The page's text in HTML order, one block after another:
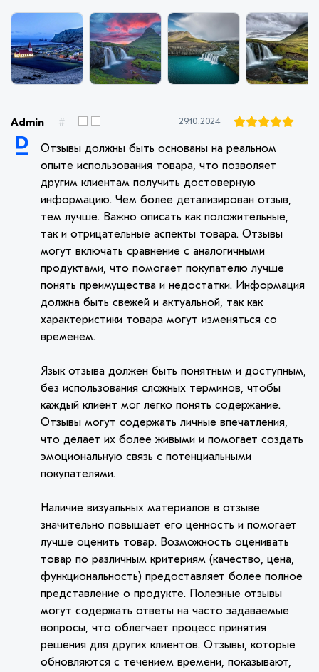
Admin 29.10.2024
#
Отзывы должны быть основаны на реальном
опыте использования товара, что позволяет
другим клиентам получить достоверную
информацию. Чем более детализирован отзыв,
тем лучше. Важно описать как положительные,
так и отрицательные аспекты товара. Отзывы
могут включать сравнение с аналогичными
продуктами, что помогает покупателю лучше
понять преимущества и недостатки. Информация
должна быть свежей и актуальной, так как
характеристики товара могут изменяться со
временем.
Язык отзыва должен быть понятным и доступным,
без использования сложных терминов, чтобы
каждый клиент мог легко понять содержание.
Отзывы могут содержать личные впечатления,
что делает их более живыми и помогает создать
эмоциональную связь с потенциальными
покупателями.
Наличие визуальных материалов в отзыве
значительно повышает его ценность и помогает
лучше оценить товар. Возможность оценивать
товар по различным критериям (качество, цена,
функциональность) предоставляет более полное
представление о продукте. Полезные отзывы
могут содержать ответы на часто задаваемые
вопросы, что облегчает процесс принятия
решения для других клиентов. Отзывы, которые
обновляются с течением времени, показывают,